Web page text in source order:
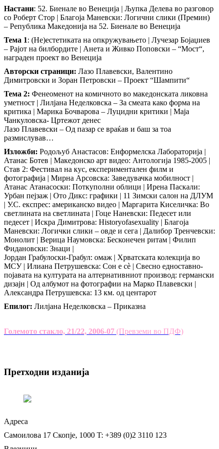
Настани: 52. Биенале во Венеција | Љупка Делева во разговор
со Роберт Стор | Благоја Маневски: Логични слики (Премин)
– Република Македонија на 52. Биенале во Венеција
Тема 1: (Не)естетиката на опкружувањето | Лучезар Бојаџиев
– Рајот на билбордите | Анета и Живко Поповски – “Мост“,
награден проект во Венеција
Авторски страници: Лазо Плавевски, Валентино
Димитровски и Зоран Петровски – Проект “Шампити“
Тема 2: Фенеоменот на комичното во македонската ликовна
уметност | Лилјана Неделковска – За смеата како форма на
критика | Марика Бочварова – Луцидни критики | Маја
Чанкуловска- Цртежот денес
Лазо Плавевски – Од пазар се враќав и баш за тоа
размислував…
Изложби: Родољуб Анастасов: Енформелска Лабораторија |
Атанас Ботев | Македонско арт видео: Антологија 1985-2005 |
Став 2: Фестивал на кус, експериментален филм и
фотографија | Мирна Арсовска: Заведувачка мобилност |
Атанас Атанасоски: Поткуполни облици | Ирена Паскали:
Урбан пејзаж | Ото Дикс: графики | 11 Зимски салон на ДЛУМ
| У.С. експрес: американско видео | Маргарита Киселичка: Во
светлината на светлината | Гоце Наневски: Педесет или
педесет | Искра Димитрова: Historyofаsexuality | Благоја
Маневски: Логички слики – овде и сега | Далибор Тренчевски:
Монолит | Верица Наумовска: Бесконечен ритам | Филип
Фидановски: Знаци |
Јордан Грабулоски-Грабул: омаж | Хрватската колекција во
МСУ | Илиана Петрушевска: Сон е сè | Свесно едноставно-
појавата на културата на алтернативниот производ: германски
дизајн | Од албумот на фотографии на Марко Плавевски |
Александра Петрушевска: 13 км. од центарот
Епилог: Лилјана Неделковска – Приказна
Големото стакло, 21/22, 2006-07 (Превземи во ПДФ)
Претходни изданија
Адреса
Самоилова 17 Скопје, 1000 T: +389 (0)2 3110 123